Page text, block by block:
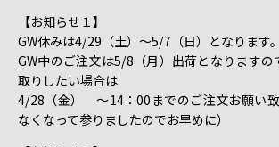
【お知らせ１】
GW休みは4/29（土）～5/7（日）となります。
GW中のご注文は5/8（月）出荷となりますの
取りしたい場合は
4/28（金） ～14：00までのご注文お願い
なくなって参りましたのでお早めに）